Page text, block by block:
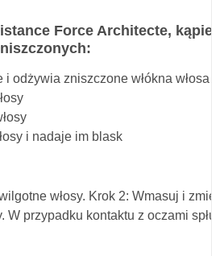
Force Architecte,
i odżywia zniszczone włókna włosa
i nadaje im blask
włosy. Krok 2: Wmasuj i
W przypadku kontaktu z oczami